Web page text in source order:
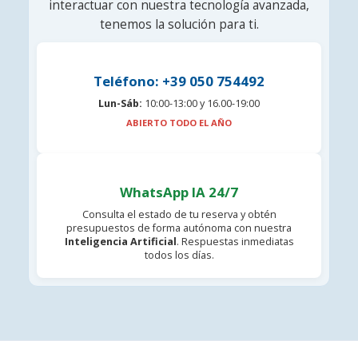
interactuar con nuestra tecnología avanzada,
tenemos la solución para ti.
Teléfono: +39 050 754492
Lun-Sáb: 10:00-13:00 y 16.00-19:00
ABIERTO TODO EL AÑO
WhatsApp IA 24/7
Consulta el estado de tu reserva y obtén
presupuestos de forma autónoma con nuestra
Inteligencia Artificial. Respuestas inmediatas
todos los días.